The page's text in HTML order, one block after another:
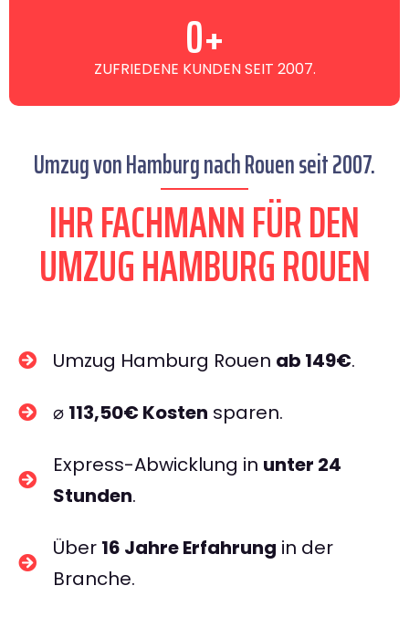
ZUFRIEDENE KUNDEN SEIT 2007.
0+
Umzug von Hamburg nach Rouen seit 2007.
IHR FACHMANN FÜR DEN
UMZUG HAMBURG ROUEN
Umzug Hamburg Rouen ab 149€.
⌀ 113,50€ Kosten sparen.
Express-Abwicklung in unter 24
Stunden.
Über 16 Jahre Erfahrung in der
Branche.